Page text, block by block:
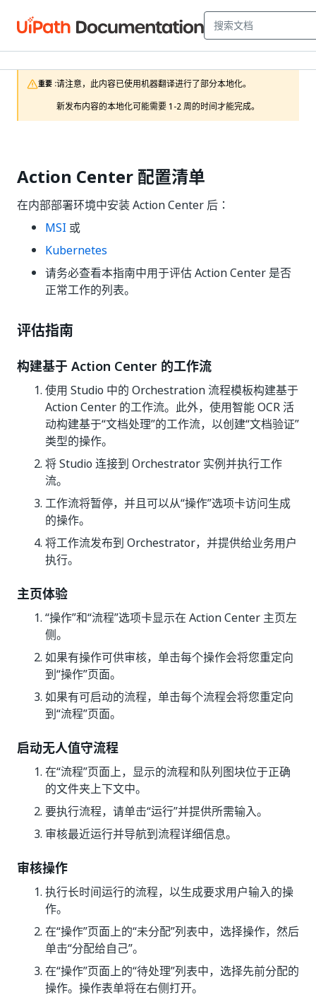
重要 :请注意，此内容已使用机器翻译进行了部分本地化。
新发布内容的本地化可能需要 1-2 周的时间才能完成。
Action Center 配置清单
在内部部署环境中安装 Action Center 后：
MSI 或
Kubernetes
请务必查看本指南中用于评估 Action Center 是否
正常工作的列表。
评估指南
构建基于 Action Center 的工作流
使用 Studio 中的 Orchestration 流程模板构建基于
Action Center 的工作流。此外，使用智能 OCR 活
动构建基于“文档处理”的工作流，以创建“文档验证”
类型的操作。
将 Studio 连接到 Orchestrator 实例并执行工作
流。
工作流将暂停，并且可以从“操作”选项卡访问生成
的操作。
将工作流发布到 Orchestrator，并提供给业务用户
执行。
主页体验
“操作”和“流程”选项卡显示在 Action Center 主页左
侧。
如果有操作可供审核，单击每个操作会将您重定向
到“操作”页面。
如果有可启动的流程，单击每个流程会将您重定向
到“流程”页面。
启动无人值守流程
在“流程”页面上，显示的流程和队列图块位于正确
的文件夹上下文中。
要执行流程，请单击“运行”并提供所需输入。
审核最近运行并导航到流程详细信息。
审核操作
执行长时间运行的流程，以生成要求用户输入的操
作。
在“操作”页面上的“未分配”列表中，选择操作，然后
单击“分配给自己”。
在“操作”页面上的“待处理”列表中，选择先前分配的
操作。操作表单将在右侧打开。